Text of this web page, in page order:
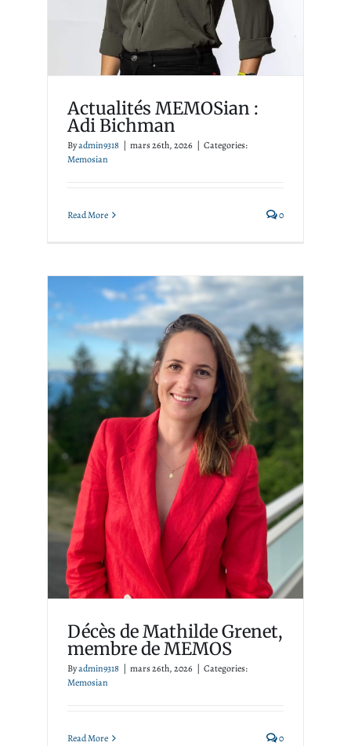
Actualités MEMOSian :
Adi Bichman
Byadmin9318 | mars 26th, 2026 | Categories:
Memosian
Read More 0
Décès de Mathilde Grenet,
membre de MEMOS
Memosian
Décès de Mathilde Grenet,
membre de MEMOS
Byadmin9318 | mars 26th, 2026 | Categories:
Memosian
Read More 0